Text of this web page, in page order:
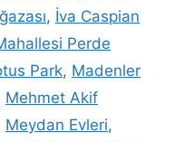
, İva Caspian
Perde
Park, Madenler
Mehmet Akif
Meydan Evleri,